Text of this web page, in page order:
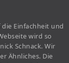
Einfachheit und
wird so
Schnack. Wir
Ähnliches. Die